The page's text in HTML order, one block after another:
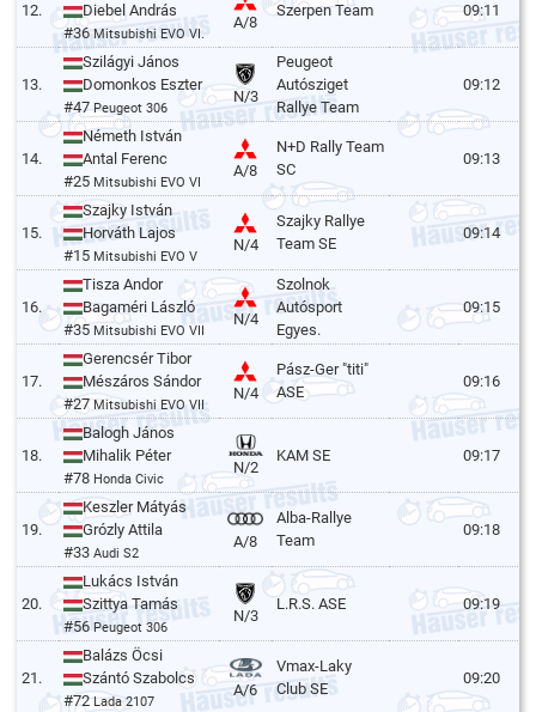
12.
Diebel András
#36Mitsubishi EVO VI.
A/8
Szerpen Team 09:11
13.
Szilágyi János
Domonkos Eszter
#47Peugeot 306
N/3
Peugeot
Autósziget
Rallye Team
09:12
14.
Németh István
Antal Ferenc
#25 Mitsubishi EVO VI
A/8
N+D Rally Team
SC
09:13
15.
Szajky István
Horváth Lajos
#15 Mitsubishi EVO V
N/4
Szajky Rallye
Team SE
09:14
16.
Tisza Andor
Bagaméri László
#35 Mitsubishi EVO VII
N/4
Szolnok
Autósport
Egyes.
09:15
17.
Gerencsér Tibor
Mészáros Sándor
#27Mitsubishi EVO VII
N/4
Pász-Ger "titi"
ASE
09:16
18.
Balogh János
Mihalik Péter
#78 Honda Civic
N/2
KAM SE 09:17
19.
Keszler Mátyás
Grózly Attila
#33Audi S2
A/8
Alba-Rallye
Team
09:18
20.
Lukács István
Szittya Tamás
#56Peugeot 306
N/3
L.R.S. ASE 09:19
21.
Balázs Öcsi
Szántó Szabolcs
#72Lada 2107
A/6
Vmax-Laky
Club SE
09:20